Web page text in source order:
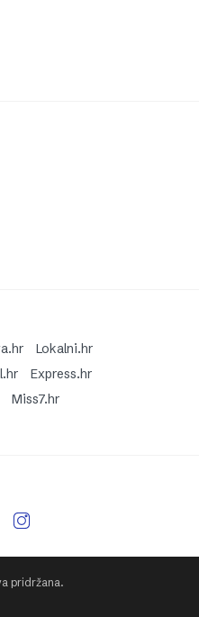
Lokalni.hr
Express.hr
Miss7.hr
pridržana.